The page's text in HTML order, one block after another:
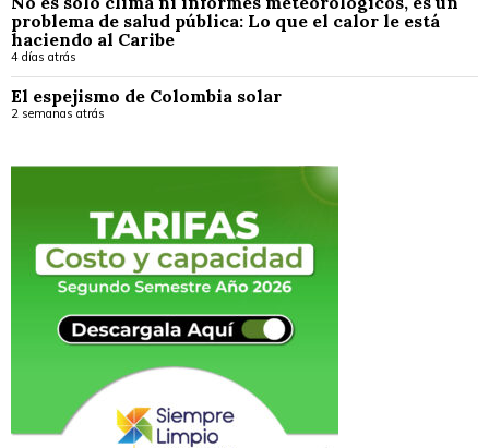
problema de salud pública: Lo que el calor le está
haciendo al Caribe
4 días atrás
El espejismo de Colombia solar
2 semanas atrás